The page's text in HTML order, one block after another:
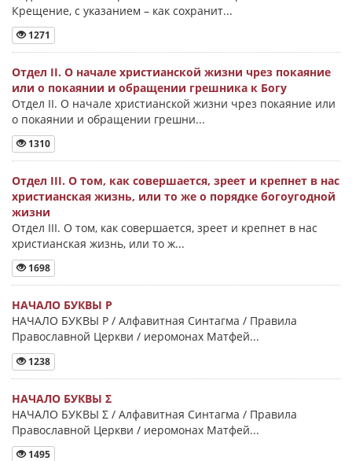
Крещение, с указанием – как сохранит...
1271
Отдел II. О начале христианской жизни чрез покаяние
или о покаянии и обращении грешника к Богу
Отдел II. О начале христианской жизни чрез покаяние или
о покаянии и обращении грешни...
1310
Отдел III. О том, как совершается, зреет и крепнет в нас
христианская жизнь, или то же о порядке богоугодной
жизни
Отдел III. О том, как совершается, зреет и крепнет в нас
христианская жизнь, или то ж...
1698
НАЧАЛО БУКВЫ Ρ
НАЧАЛО БУКВЫ Ρ / Алфавитная Синтагма / Правила
Православной Церкви / иеромонах Матфей...
1238
НАЧАЛО БУКВЫ Σ
НАЧАЛО БУКВЫ Σ / Алфавитная Синтагма / Правила
Православной Церкви / иеромонах Матфей...
1495